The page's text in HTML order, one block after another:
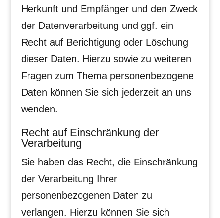
Herkunft und Empfänger und den Zweck
der Datenverarbeitung und ggf. ein
Recht auf Berichtigung oder Löschung
dieser Daten. Hierzu sowie zu weiteren
Fragen zum Thema personenbezogene
Daten können Sie sich jederzeit an uns
wenden.
Recht auf Einschränkung der
Verarbeitung
Sie haben das Recht, die Einschränkung
der Verarbeitung Ihrer
personenbezogenen Daten zu
verlangen. Hierzu können Sie sich